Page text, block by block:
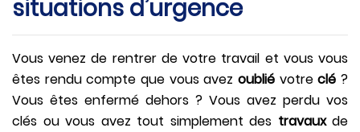
situations d’urgence
Vous venez de rentrer de votre travail et vous vous
êtes rendu compte que vous avez oublié votreclé ?
Vous êtes enfermé dehors ? Vous avez perdu vos
clés ou vous avez tout simplement des travauxde